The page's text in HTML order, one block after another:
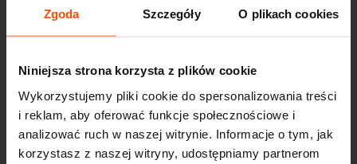
Zgoda Szczegóły O plikach cookies
Niniejsza strona korzysta z plików cookie
Wykorzystujemy pliki cookie do spersonalizowania treści
i reklam, aby oferować funkcje społecznościowe i
analizować ruch w naszej witrynie. Informacje o tym, jak
korzystasz z naszej witryny, udostępniamy partnerom
Seattle – Popup park